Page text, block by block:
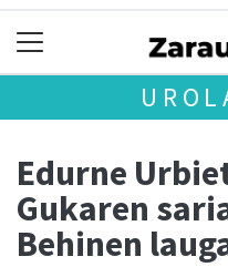
Edurne
Gukaren
Behinen